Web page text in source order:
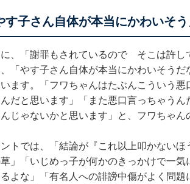
す子さん自体が本当にかわいそ
に、「謝罪もされているので そこは許し
「やす子さん自体が本当にかわいそう
ます。「フワちゃんはたぶんこういう
だと思います」「また悪口言っちゃう
じゃないかと思います」と、フワちゃ
トでは、「結論が『これ以上叩かない
」「いじめっ子が何かのきっかけで一
るよな」「有名人への誹謗中傷がよく問